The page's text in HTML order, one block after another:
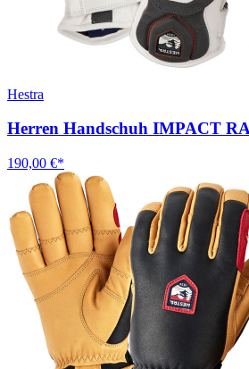
Hestra
Herren Handschuh IMPACT
190,00 €*